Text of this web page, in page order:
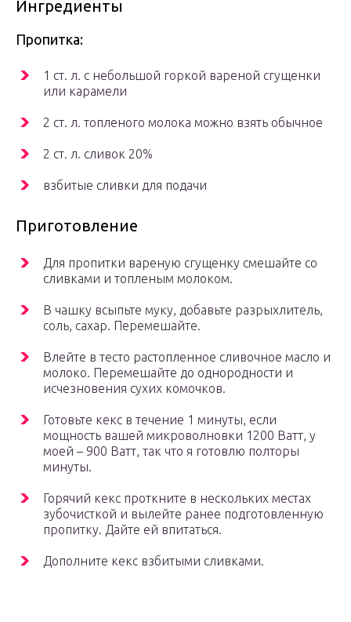
Ингредиенты
Пропитка:
1 ст. л. с небольшой горкой вареной сгущенки
или карамели
2 ст. л. топленого молока можно взять обычное
2 ст. л. сливок 20%
взбитые сливки для подачи
Приготовление
Для пропитки вареную сгущенку смешайте со
сливками и топленым молоком.
В чашку всыпьте муку, добавьте разрыхлитель,
соль, сахар. Перемешайте.
Влейте в тесто растопленное сливочное масло и
молоко. Перемешайте до однородности и
исчезновения сухих комочков.
Готовьте кекс в течение 1 минуты, если
мощность вашей микроволновки 1200 Ватт, у
моей – 900 Ватт, так что я готовлю полторы
минуты.
Горячий кекс проткните в нескольких местах
зубочисткой и вылейте ранее подготовленную
пропитку. Дайте ей впитаться.
Дополните кекс взбитыми сливками.